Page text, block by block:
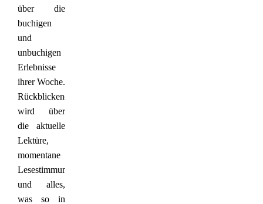
über die
buchigen
und
unbuchigen
Erlebnisse
ihrer Woche.
Rückblickend
wird über
die aktuelle
Lektüre,
momentane
Lesestimmung
und alles,
was so in